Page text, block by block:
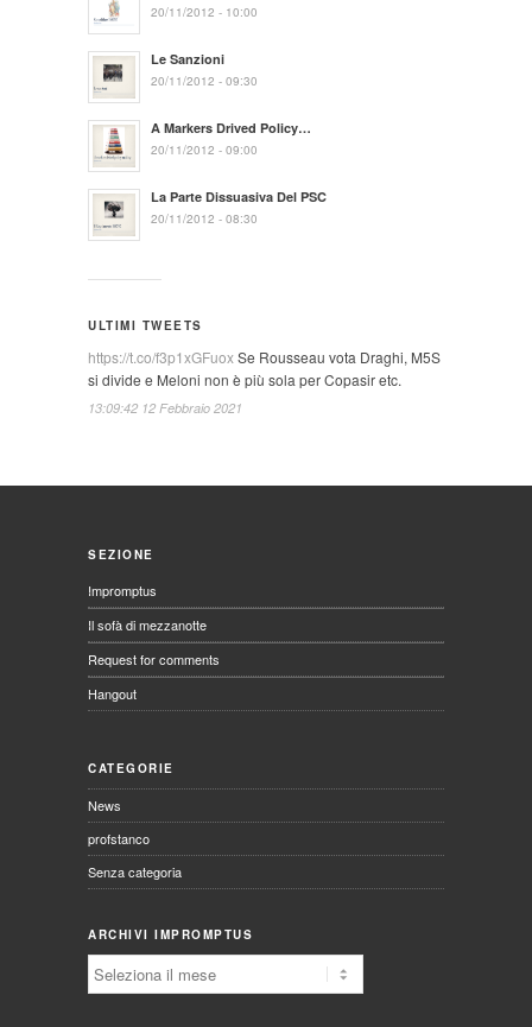
20/11/2012 - 10:00
Le Sanzioni
20/11/2012 - 09:30
A Markers Drived Policy…
20/11/2012 - 09:00
La Parte Dissuasiva Del PSC
20/11/2012 - 08:30
ULTIMI TWEETS
https://t.co/f3p1xGFuoxSe Rousseau vota Draghi, M5S
si divide e Meloni non è più sola per Copasir etc.
13:09:42 12 Febbraio 2021
SEZIONE
Impromptus
Il sofà di mezzanotte
Request for comments
Hangout
CATEGORIE
News
profstanco
Senza categoria
ARCHIVI IMPROMPTUS
Archivi
Impromptus